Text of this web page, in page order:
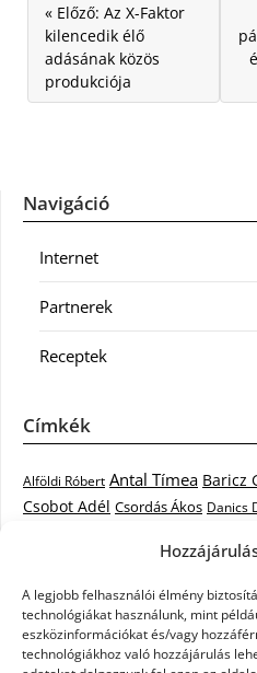
A legjobb felhasználói élmény
technológiákat használunk, mint
eszközinformációkat és/vagy
technológiákhoz való hozzájárulás
« Előző: Az X-Faktor
kilencedik élő
adásának közös
produkciója
Navigáció
Internet
Partnerek
Receptek
Címkék
Alföldi Róbert Antal Tímea Baricz
Csobot Adél Csordás Ákos Danics
Kovács
Krasznai Tünde Like LiL C. Malek
Nagy Feró Oláh Gergő Péterffy
Cowell Szabó Dávid Szabó Ádám